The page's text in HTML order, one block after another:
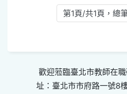
第1頁/共1頁，總
歡迎蒞臨臺北市教師在
址：臺北市市府路一號